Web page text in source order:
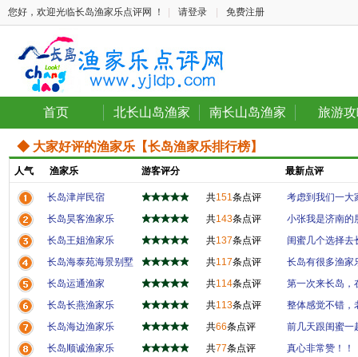
您好，欢迎光临长岛渔家乐点评网 ！ 请登录 免费注册
首页 北长山岛渔家 南长山岛渔家 旅游
◆ 大家好评的渔家乐【长岛渔家乐排行榜】
人气 渔家乐 游客评分 最新点评
长岛津岸民宿 共151条点评
考虑到我们一大
长岛昊客渔家乐
共143条点评
小张我是济南的
长岛王姐渔家乐
共137条点评
闺蜜几个选择去
长岛海泰苑海景别墅
共117条点评
长岛有很多渔家
长岛运通渔家
共114条点评
第一次来长岛，
长岛长燕渔家乐
共113条点评
整体感觉不错，
长岛海边渔家乐
共66条点评
前几天跟闺蜜一
长岛顺诚渔家乐
共77条点评
真心非常赞！！